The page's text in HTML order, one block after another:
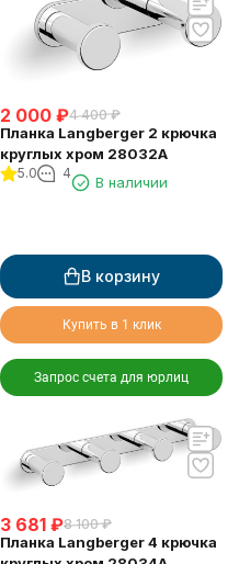
2 000 ₽4 400 ₽
Планка Langberger 2 крючка
круглых хром 28032A
5.0 4
В наличии
В корзину
Купить в 1 клик
Запрос счета для юрлиц
3 681 ₽8 100 ₽
Планка Langberger 4 крючка